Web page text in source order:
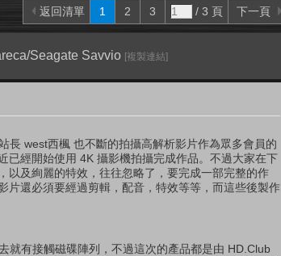
1 2 3 / 3 頁 下一頁
返回清單
Seagate Savvio [複製連結]
長 west西楓 也不斷的拍攝高解析影片作為眾多會員的
經開始使用 4K 攝影機拍攝完成作品。不過大家在下
以及絢麗的特效，往往忽略了，要完成一部完整的作
片還必須要經過剪輯，配音，特效等等，而這些後製作
就有接觸磁碟陣列，不過這次的產品都是由 HD.Club